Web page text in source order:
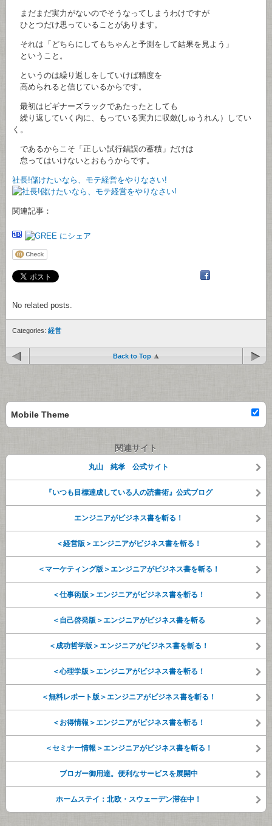
まだまだ実力がないのでそうなってしまうわけですが
ひとつだけ思っていることがあります。
それは「どちらにしてもちゃんと予測をして結果を見よう」
ということ。
というのは繰り返しをしていけば精度を
高められると信じているからです。
最初はビギナーズラックであたったとしても
繰り返していく内に、もっている実力に収斂(しゅうれん）してい
く。
であるからこそ「正しい試行錯誤の蓄積」だけは
怠ってはいけないとおもうからです。
社長!儲けたいなら、モテ経営をやりなさい!
関連記事：
No related posts.
Categories: 経営
Back to Top
Mobile Theme
関連サイト
丸山 純孝 公式サイト
『いつも目標達成している人の読書術』公式ブログ
エンジニアがビジネス書を斬る！
＜経営版＞エンジニアがビジネス書を斬る！
＜マーケティング版＞エンジニアがビジネス書を斬る！
＜仕事術版＞エンジニアがビジネス書を斬る！
＜自己啓発版＞エンジニアがビジネス書を斬る
＜成功哲学版＞エンジニアがビジネス書を斬る！
＜心理学版＞エンジニアがビジネス書を斬る！
＜無料レポート版＞エンジニアがビジネス書を斬る！
＜お得情報＞エンジニアがビジネス書を斬る！
＜セミナー情報＞エンジニアがビジネス書を斬る！
ブロガー御用達。便利なサービスを展開中
ホームステイ：北欧・スウェーデン滞在中！